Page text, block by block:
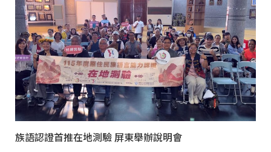
族語認證首推在地測驗 屏東舉辦說明會